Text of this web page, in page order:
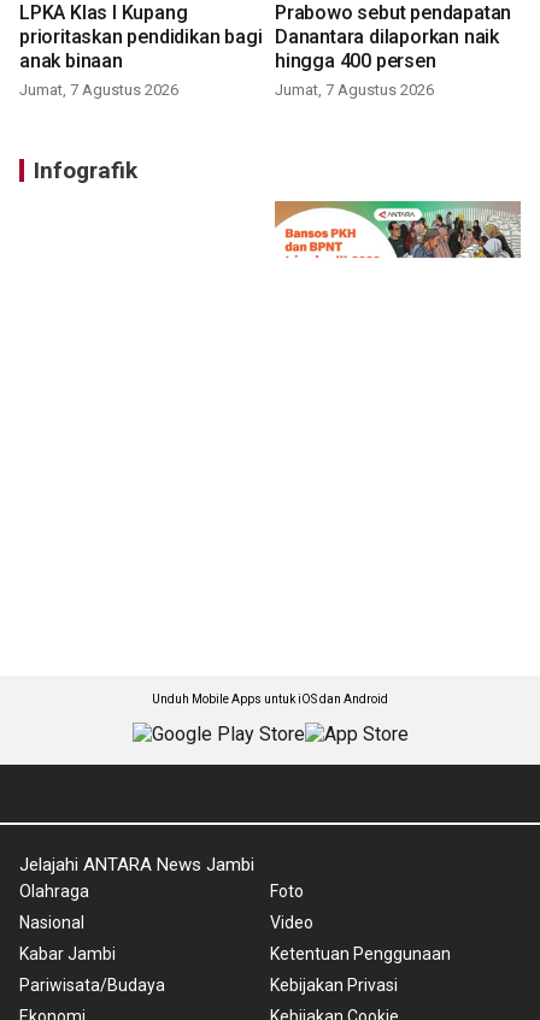
LPKA Klas I Kupang
prioritaskan pendidikan bagi
anak binaan
Jumat, 7 Agustus 2026
Prabowo sebut pendapatan
Danantara dilaporkan naik
hingga 400 persen
Jumat, 7 Agustus 2026
Infografik
Unduh Mobile Apps untuk iOS dan Android
Jelajahi ANTARA News Jambi
Olahraga
Nasional
Kabar Jambi
Pariwisata/Budaya
Foto
Video
Ketentuan Penggunaan
Kebijakan Privasi